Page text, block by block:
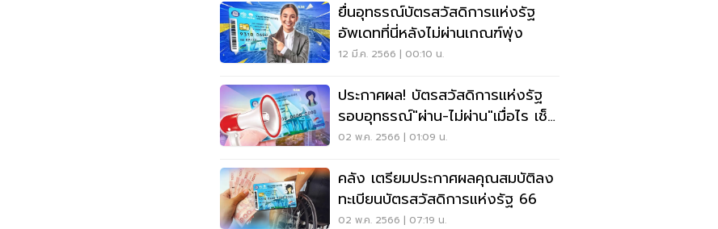
ยื่นอุทธรณ์บัตรสวัสดิการแห่งรัฐ
อัพเดทที่นี่หลังไม่ผ่านเกณฑ์พุ่ง
12 มี.ค. 2566 | 00:10 น.
ประกาศผล! บัตรสวัสดิการแห่งรัฐ
รอบอุทธรณ์"ผ่าน-ไม่ผ่าน"เมื่อไร เช็ค
เลย
02 พ.ค. 2566 | 01:09 น.
คลัง เตรียมประกาศผลคุณสมบัติลง
ทะเบียนบัตรสวัสดิการแห่งรัฐ 66
02 พ.ค. 2566 | 07:19 น.